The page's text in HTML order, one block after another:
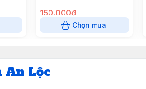
150.000đ
Chọn mua
An Lộc